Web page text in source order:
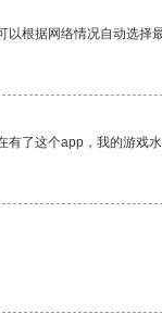
根据网络情况自动选择
了这个app，我的游戏水